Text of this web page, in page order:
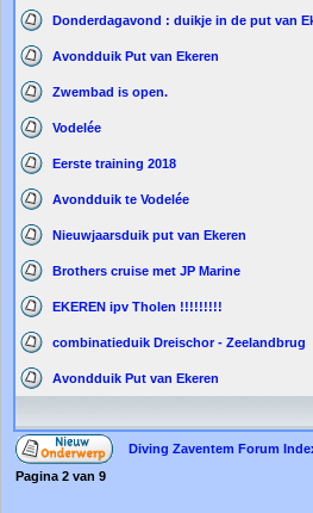
Donderdagavond : duikje in de put van
Avondduik Put van Ekeren
Zwembad is open.
Vodelée
Eerste training 2018
Avondduik te Vodelée
Nieuwjaarsduik put van Ekeren
Brothers cruise met JP Marine
EKEREN ipv Tholen !!!!!!!!!
combinatieduik Dreischor - Zeelandbrug
Avondduik Put van Ekeren
Diving Zaventem Forum
Pagina 2 van 9